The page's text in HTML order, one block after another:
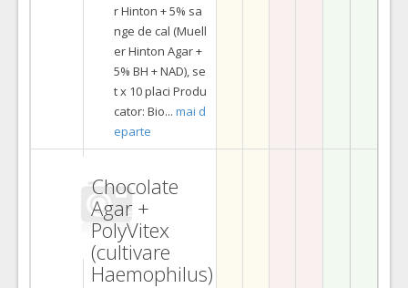
r Hinton + 5% sa
nge de cal (Muell
er Hinton Agar +
5% BH + NAD), se
t x 10 placi Produ
cator: Bio... mai d
eparte
Chocolate
Agar +
PolyVitex
(cultivare
Haemophilus)